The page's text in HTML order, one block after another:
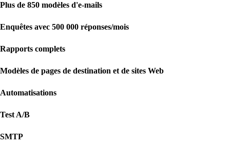
Plus de 850 modèles d'e-mails
Enquêtes avec 500 000 réponses/mois
Rapports complets
Modèles de pages de destination et de sites Web
Automatisations
Test A/B
SMTP